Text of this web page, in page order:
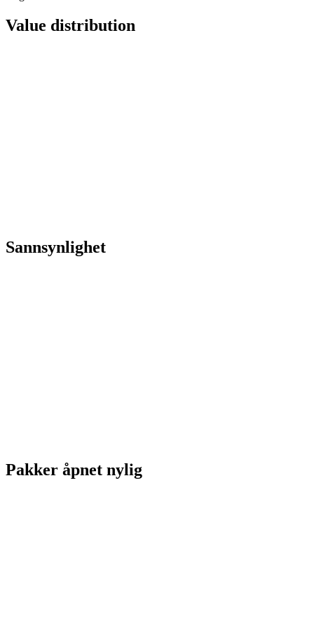
Value distribution
Sannsynlighet
Pakker åpnet nylig